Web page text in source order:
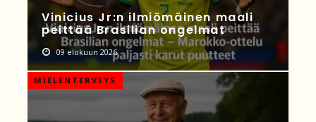
Vinicius Jr:n ilmiömäinen maali
peittää Brasilian ongelmat
09 elokuun 2026
MIELENTERVEYS